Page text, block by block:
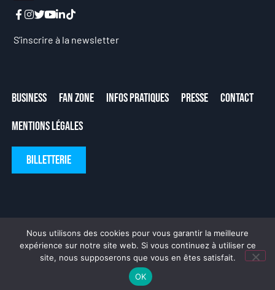
S’inscrire à la newsletter
Business Fan Zone Infos Pratiques Presse
Contact
Mentions Légales
Billetterie
Fait avec ❤ parDeLaCrème
Nous utilisons des cookies pour vous garantir la meilleure
expérience sur notre site web. Si vous continuez à utiliser ce
site, nous supposerons que vous en êtes satisfait.
OK